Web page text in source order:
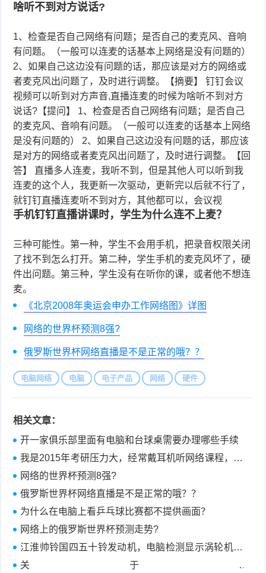
啥听不到对方说话?
1、检查是否自己网络有问题；是否自己的麦克风、音响
有问题。（一般可以连麦的话基本上网络是没有问题的）
2、如果自己这边没有问题的话，那应该是对方的网络或
者麦克风出问题了，及时进行调整。【摘要】 钉钉会议
视频可以听到对方声音,直播连麦的时候为啥听不到对方
说话?【提问】 1、检查是否自己网络有问题；是否自己
的麦克风、音响有问题。（一般可以连麦的话基本上网络
是没有问题的） 2、如果自己这边没有问题的话，那应该
是对方的网络或者麦克风出问题了，及时进行调整。【回
答】 直播多人连麦，我听不到，但是其他人可以听到我
连麦的这个人，我更新一次驱动，更新完以后就不行了，
就钉钉直播连麦听不到对方，其他都可以，会议视
手机钉钉直播讲课时，学生为什么连不上麦？
三种可能性。第一种，学生不会用手机，把录音权限关闭
了找不到怎么打开。第二种，学生手机的麦克风坏了，硬
件出问题。第三种，学生没有在听你的课，或者他不想连
麦。
《北京2008年奥运会申办工作网络图》详图
网络的世界杯预测8强?
俄罗斯世界杯网络直播是不是正常的哦？？
电脑网络 电脑 电子产品 网络 硬件
相关文章：
开一家俱乐部里面有电脑和台球桌需要办理哪些手续
我是2015年考研压力大，经常戴耳机听网络课程，还
在期间游泳耳朵进水也出过点问题，现在耳鸣了，怎
么办
网络的世界杯预测8强?
俄罗斯世界杯网络直播是不是正常的哦？？
为什么在电脑上看乒乓球比赛都不提供画面？
网络上的俄罗斯世界杯预测走势?
江淮帅铃国四五十铃发动机，电脑检测显示涡轮机械
增压器处于增压过度状态
关于网